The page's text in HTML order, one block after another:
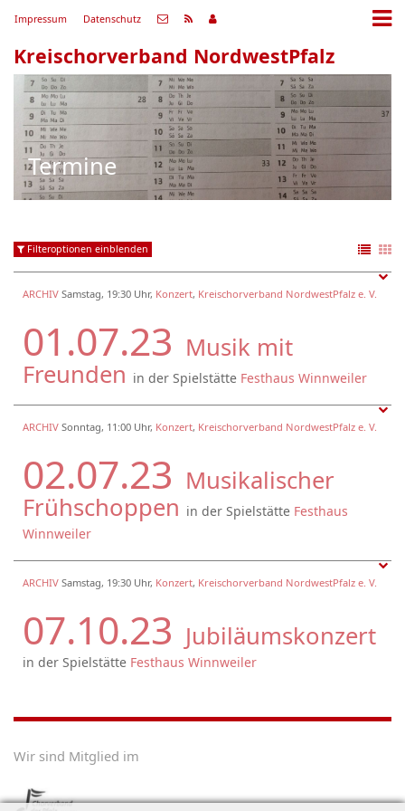
Impressum Datenschutz
Kreischorverband NordwestPfalz
Termine
Filteroptionen einblenden
ARCHIV Samstag, 19:30 Uhr, Konzert, Kreischorverband NordwestPfalz e. V.
01.07.23 Musik mit
Freunden in der Spielstätte Festhaus Winnweiler
ARCHIV Sonntag, 11:00 Uhr, Konzert, Kreischorverband NordwestPfalz e. V.
02.07.23 Musikalischer
Frühschoppen in der Spielstätte Festhaus
Winnweiler
ARCHIV Samstag, 19:30 Uhr, Konzert, Kreischorverband NordwestPfalz e. V.
07.10.23 Jubiläumskonzert
in der Spielstätte Festhaus Winnweiler
Wir sind Mitglied im